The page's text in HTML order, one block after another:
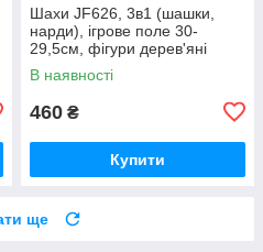
Шахи JF626, 3в1 (шашки,
нарди), ігрове поле 30-
29,5см, фігури дерев'яні
В наявності
460 ₴
Купити
ще